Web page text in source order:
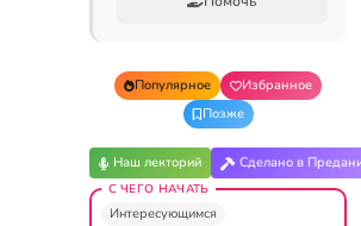
Популярное
Избранное
Позже
Наш лекторий Сделано в
С ЧЕГО НАЧАТЬ
Интересующимся